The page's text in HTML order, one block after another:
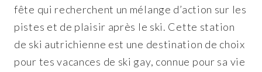
fête qui recherchent un mélange d’action sur les
pistes et de plaisir après le ski. Cette station
de ski autrichienne est une destination de choix
pour tes vacances de ski gay, connue pour sa vie